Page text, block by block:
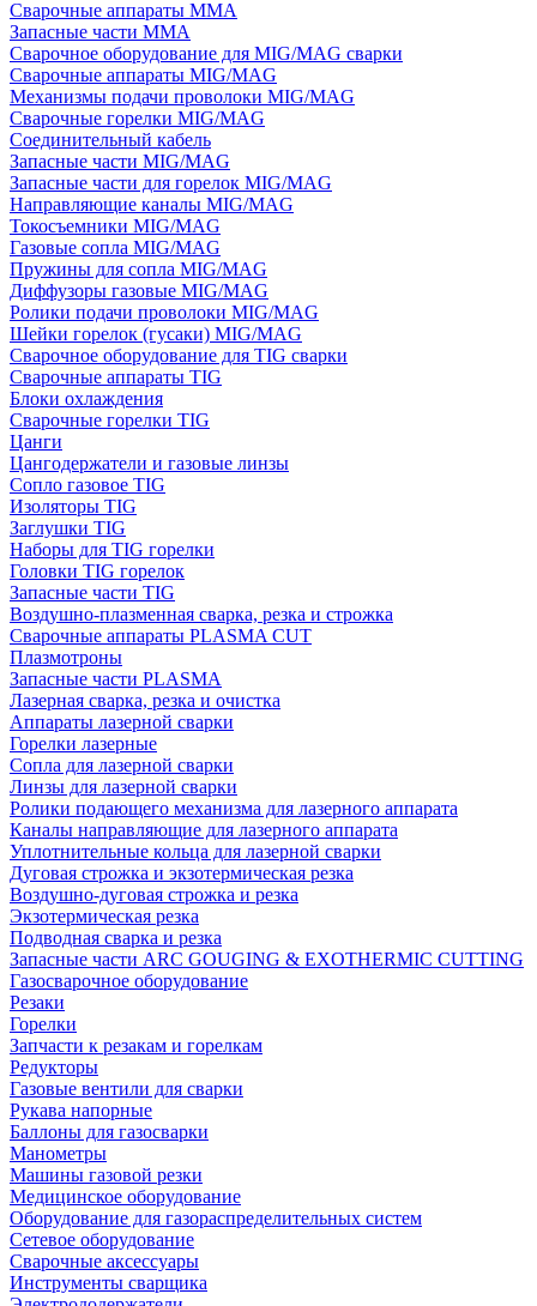
Сварочные аппараты MMA
Запасные части MMA
Сварочное оборудование для MIG/MAG сварки
Сварочные аппараты MIG/MAG
Механизмы подачи проволоки MIG/MAG
Сварочные горелки MIG/MAG
Соединительный кабель
Запасные части MIG/MAG
Запасные части для горелок MIG/MAG
Направляющие каналы MIG/MAG
Токосъемники MIG/MAG
Газовые сопла MIG/MAG
Пружины для сопла MIG/MAG
Диффузоры газовые MIG/MAG
Ролики подачи проволоки MIG/MAG
Шейки горелок (гусаки) MIG/MAG
Сварочное оборудование для TIG сварки
Сварочные аппараты TIG
Блоки охлаждения
Сварочные горелки TIG
Цанги
Цангодержатели и газовые линзы
Сопло газовое TIG
Изоляторы TIG
Заглушки TIG
Наборы для TIG горелки
Головки TIG горелок
Запасные части TIG
Воздушно-плазменная сварка, резка и строжка
Сварочные аппараты PLASMA CUT
Плазмотроны
Запасные части PLASMA
Лазерная сварка, резка и очистка
Аппараты лазерной сварки
Горелки лазерные
Сопла для лазерной сварки
Линзы для лазерной сварки
Ролики подающего механизма для лазерного аппарата
Каналы направляющие для лазерного аппарата
Уплотнительные кольца для лазерной сварки
Дуговая строжка и экзотермическая резка
Воздушно-дуговая строжка и резка
Экзотермическая резка
Подводная сварка и резка
Запасные части ARC GOUGING & EXOTHERMIC CUTTING
Газосварочное оборудование
Резаки
Горелки
Запчасти к резакам и горелкам
Редукторы
Газовые вентили для сварки
Рукава напорные
Баллоны для газосварки
Манометры
Машины газовой резки
Медицинское оборудование
Оборудование для газораспределительных систем
Сетевое оборудование
Сварочные аксессуары
Инструменты сварщика